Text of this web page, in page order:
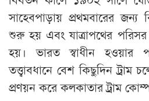
সাহেবপাড়ায় প্রথমবারের জন্য
শুরু হয় এবং যাত্রাপথের
হয়। ভারত স্বাধীন হওয়ার
তত্ত্বাবধানে বেশ কিছুদিন
প্রণয়ন করে কলকাতার ট্রাম